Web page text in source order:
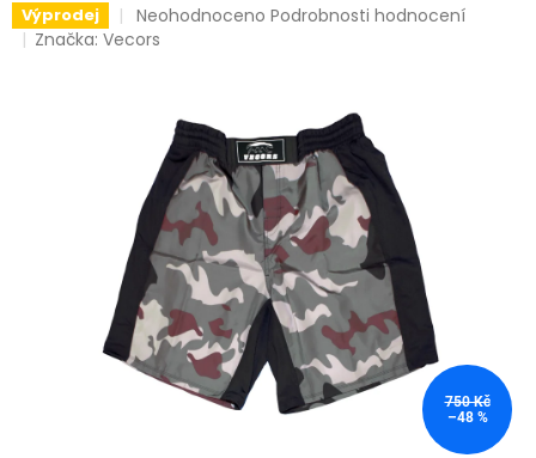
Výprodej
Průměrné
hodnocení
hvězdiček.
Neohodnoceno Podrobnosti hodnocení
Značka:Vecors
750 Kč
–48 %